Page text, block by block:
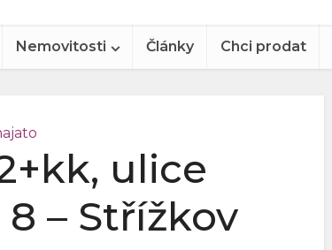
Nemovitosti Články Chci prodat
ulice
– Střížkov